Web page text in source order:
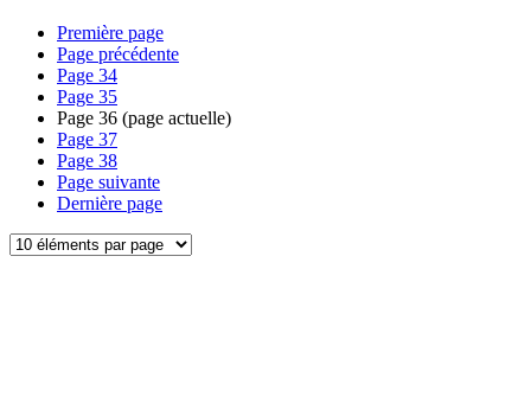
Première page
Page précédente
Page 34
Page 35
Page 36 (page actuelle)
Page 37
Page 38
Page suivante
Dernière page